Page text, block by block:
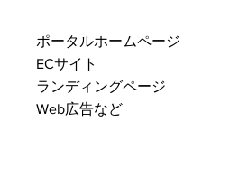
ポータルホームページ
ECサイト
ランディングページ
Web広告など